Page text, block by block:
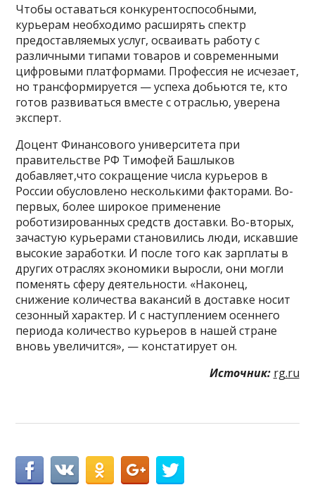
Чтобы оставаться конкурентоспособными,
курьерам необходимо расширять спектр
предоставляемых услуг, осваивать работу с
различными типами товаров и современными
цифровыми платформами. Профессия не исчезает,
но трансформируется — успеха добьются те, кто
готов развиваться вместе с отраслью, уверена
эксперт.
Доцент Финансового университета при
правительстве РФ Тимофей Башлыков
добавляет,что сокращение числа курьеров в
России обусловлено несколькими факторами. Во-
первых, более широкое применение
роботизированных средств доставки. Во-вторых,
зачастую курьерами становились люди, искавшие
высокие заработки. И после того как зарплаты в
других отраслях экономики выросли, они могли
поменять сферу деятельности. «Наконец,
снижение количества вакансий в доставке носит
сезонный характер. И с наступлением осеннего
периода количество курьеров в нашей стране
вновь увеличится», — констатирует он.
Источник: rg.ru